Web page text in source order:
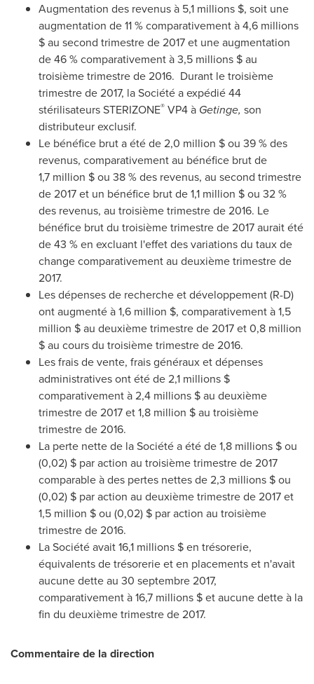
Augmentation des revenus à 5,1 millions $, soit une
augmentation de 11 % comparativement à 4,6 millions
$ au second trimestre de2017 et une augmentation
de 46 % comparativement à 3,5 millions $ au
troisième trimestre de 2016. Durant le troisième
trimestre de 2017, la Société a expédié 44
stérilisateurs STERIZONE® VP4 à Getinge, son
distributeur exclusif.
Le bénéfice brut a été de 2,0 million $ ou 39 % des
revenus, comparativement au bénéfice brut de
1,7 million $ ou 38 % des revenus, au second trimestre
de2017 et un bénéfice brut de 1,1 million $ ou 32 %
des revenus, au troisième trimestre de 2016. Le
bénéfice brut du troisième trimestre de 2017 aurait été
de 43 % en excluant l'effet des variations du taux de
change comparativement au deuxième trimestre de
2017.
Les dépenses de recherche et développement (R-D)
ont augmenté à 1,6 million $, comparativement à 1,5
million $ au deuxième trimestre de2017 et0,8 million
$ au cours du troisième trimestre de 2016.
Les frais de vente, frais généraux et dépenses
administratives ont été de 2,1 millions $
comparativement à 2,4 millions $ au deuxième
trimestre de2017 et1,8 million $ au troisième
trimestre de 2016.
La perte nette de la Société a été de 1,8 millions $ ou
(0,02) $ par action au troisième trimestre de 2017
comparable à des pertes nettes de 2,3 millions $ ou
(0,02) $ par action au deuxième trimestre de2017 et
1,5 million $ ou (0,02) $ par action au troisième
trimestre de 2016.
La Société avait 16,1 millions $ en trésorerie,
équivalents de trésorerie et en placements et n'avait
aucune dette au 30 septembre 2017,
comparativement à 16,7 millions $ et aucune dette à la
fin du deuxième trimestre de 2017.
Commentaire de la direction